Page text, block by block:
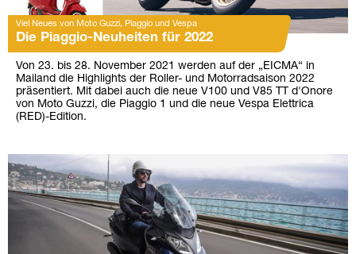
Viel Neues von Moto Guzzi, Piaggio und Vespa
Die Piaggio-Neuheiten für 2022
Von 23. bis 28. November 2021 werden auf der „EICMA“ in
Mailand die Highlights der Roller- und Motorradsaison 2022
präsentiert. Mit dabei auch die neue V100 und V85 TT d'Onore
von Moto Guzzi, die Piaggio 1 und die neue Vespa Elettrica
(RED)-Edition.